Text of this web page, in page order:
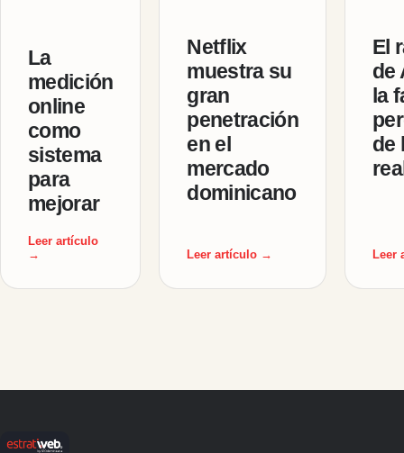
La
medición
online
como
sistema
para
mejorar
Leer artículo
→
Netflix
muestra su
gran
penetración
en el
mercado
dominicano
Leer artículo →
El
de
la
de
Leer